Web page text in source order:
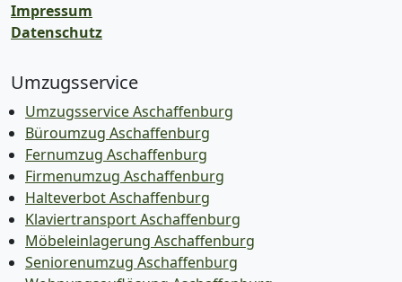
Impressum
Datenschutz
Umzugsservice
Umzugsservice Aschaffenburg
Büroumzug Aschaffenburg
Fernumzug Aschaffenburg
Firmenumzug Aschaffenburg
Halteverbot Aschaffenburg
Klaviertransport Aschaffenburg
Möbeleinlagerung Aschaffenburg
Seniorenumzug Aschaffenburg